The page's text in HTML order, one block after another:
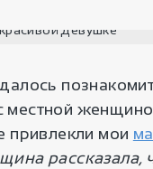
местной
привлекли мои
рассказала,